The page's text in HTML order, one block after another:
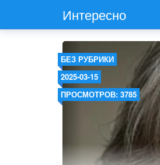
Интересно
БЕЗ РУБРИКИ
2025-03-15
ПРОСМОТРОВ: 3785